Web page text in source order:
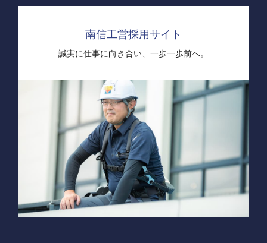
南信工営採用サイト
誠実に仕事に向き合い、 一歩一歩前へ。